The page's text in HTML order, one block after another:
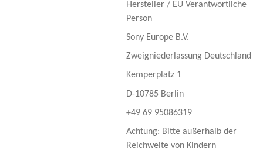
Hersteller / EU Verantwortliche
Person
Sony Europe B.V.
Zweigniederlassung Deutschland
Kemperplatz 1
D-10785 Berlin
+49 69 95086319
Achtung: Bitte außerhalb der
Reichweite von Kindern